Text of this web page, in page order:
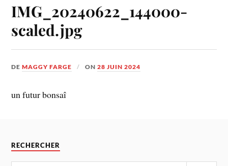
IMG_20240622_144000-
scaled.jpg
DEMAGGY FARGE ON28 JUIN 2024
un futur bonsaî
RECHERCHER